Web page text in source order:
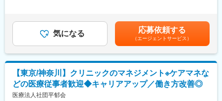
社食あり
※各項目規定あり
東京・埼玉・千葉に複数の病院・クリニック・介護施設・保育園
を運営しているため、活躍の場が多いことも当グループの特徴で
す。 今後も事業拡大の予定があり、専門知識やスキルを持つ方、
新しいことに挑戦したい方を募集中です！
・勤怠管理
■業績モニタリング：
・数値の管理（ベッドコントロール、稼働率、在院日数、在宅復
帰率など）
■改善策立案や実行：
・業務フローの見直しなど
■渉外活動：
・社内外の関係性構築
・集患における対外活動
給与は経験・スキル・ポジションを考慮し決定■報酬更改：年2回
■業績評価：年2回（4月・10月）※業績評価額：固定支給額の3ヶ
月分相当の1/12※固定支給額及び業績評価額は会社の業績、個人の
勤務評定、勤怠等を総合的に勘案し、半期毎の評価に基づき決定
賃金はあくまでも目安の金額であり、選考を通じて上下する可能
性があります。月給(月額)は固定手当を含めた表記です。
気になる 応募依頼する
（エージェントサービス）
【東京/神奈川】クリニックのマネジメント※ケアマネな
どの医療従事者歓迎◆キャリアアップ／働き方改善◎
医療法人社団平郁会